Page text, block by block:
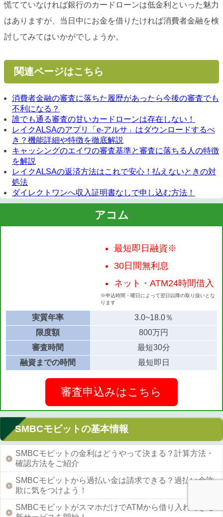
慌てていなければ銀行のカードローンは低金利といった魅力
はありますが、当日中にお金を借りたければ消費者金融を検
討してみてはいかがでしょうか。
関連ページはこちら
消費者金融の審査に落ちた履歴があったら今後の審査でも
不利になる？
誰でも通る審査の甘いカードローンは存在しない！
レイクALSAのアプリ「e-アルサ」はダウンロードするべ
き？機能詳細や特徴を徹底解説
キャッシングのエイワの審査基準と審査に落ちる人の特徴
を解説
レイクALSAの返済方法はこれで安心！払えないときの対
処法
ダイレクトワンへ収入証明書なしで申し込む方法！
アコム
最短即日融資※
30日間無利息
ネット・ATM24時間借入
※申込時間・曜日によって翌日以降の取り扱いとな
ります
実質年率
3.0~18.0％
限度額
800万円
審査時間
最短30分
融資までの時間
最短即日
審査申込みはこちら
SMBCモビットの基本情報
SMBCモビットの金利はどうやって決まる？計算方法・
確認方法をご紹介
SMBCモビットから過払い金は請求できる？過払い金詐
欺に気をつけよう！
SMBCモビットがスマホだけでATMから借り入れできる